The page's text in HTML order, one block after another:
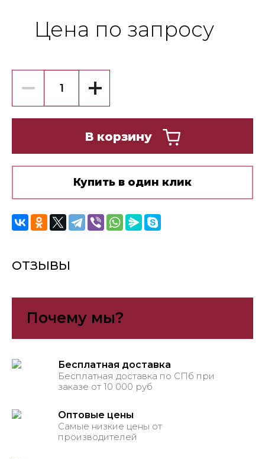
Цена по запросу
В корзину
Купить в один клик
ОТЗЫВЫ
Почему мы?
Бесплатная доставка
Бесплатная доставка по СПб при
заказе от 10 000 руб
Оптовые цены
Самые низкие цены от
производителей